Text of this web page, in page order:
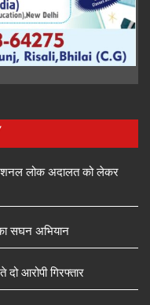
लोक अदालत को लेकर
सघन अभियान
आरोपी गिरफ्तार